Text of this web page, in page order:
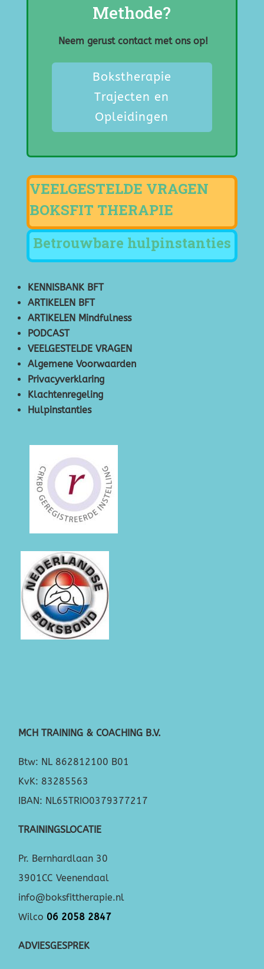
Methode?
Neem gerust contact met ons op!
Bokstherapie
Trajecten en
Opleidingen
VEELGESTELDE VRAGEN
BOKSFIT THERAPIE
Betrouwbare hulpinstanties
KENNISBANK BFT
ARTIKELEN BFT
ARTIKELEN Mindfulness
PODCAST
VEELGESTELDE VRAGEN
Algemene Voorwaarden
Privacyverklaring
Klachtenregeling
Hulpinstanties
MCH TRAINING & COACHING B.V.
Btw: NL 862812100 B01
KvK: 83285563
IBAN: NL65TRIO0379377217
TRAININGSLOCATIE
Pr. Bernhardlaan 30
3901CC Veenendaal
info@boksfittherapie.nl
Wilco 06 2058 2847
ADVIESGESPREK